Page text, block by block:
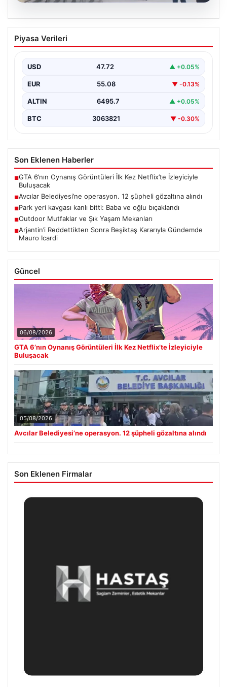
05.08.2026
Avcılar Belediyesi’ne operasyon. 12
şüpheli gözaltına alındı
12 Şüpheli Gözaltına Alındı", "content": "İstanbul'un
önemli ilçelerinden Avcılar'da…
Piyasa Verileri
USD 47.72 ▲ +0.05%
EUR 55.08 ▼ -0.13%
ALTIN 6495.7 ▲ +0.05%
BTC 3063821 ▼ -0.30%
Son Eklenen Haberler
■GTA 6’nın Oynanış Görüntüleri İlk Kez Netflix’te İzleyiciyle
Buluşacak
■Avcılar Belediyesi’ne operasyon. 12 şüpheli gözaltına alındı
■Park yeri kavgası kanlı bitti: Baba ve oğlu bıçaklandı
■Outdoor Mutfaklar ve Şık Yaşam Mekanları
■Arjantin’i Reddettikten Sonra Beşiktaş Kararıyla Gündemde
Mauro Icardi
Güncel
06/08/2026
GTA 6’nın Oynanış Görüntüleri İlk Kez Netflix’te İzleyiciyle
Buluşacak
05/08/2026
Avcılar Belediyesi’ne operasyon. 12 şüpheli gözaltına alındı
Son Eklenen Firmalar